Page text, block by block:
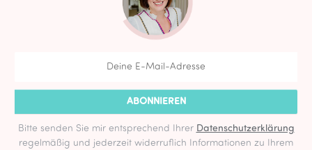
ABONNIEREN
Bitte senden Sie mir entsprechend Ihrer Datenschutzerklärung
regelmäßig und jederzeit widerruflich Informationen zu Ihrem